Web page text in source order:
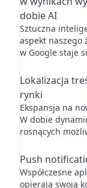
dobie AI
Sztuczna
aspekt naszego
w Google staje
Lokalizacja
rynki
Ekspansja na
W dobie
rosnących
Push
Współczesne
opierają swoją